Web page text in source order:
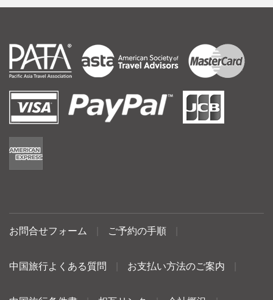
お問合せフォーム ご予約の手順
中国旅行よくある質問 お支払い方法のご案内